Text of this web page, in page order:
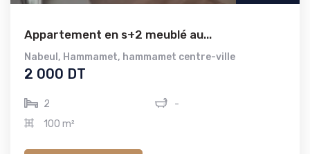
Appartement en s+2 meublé au...
Nabeul , Hammamet, hammamet centre-ville
2 000 DT
2
-
100 m²